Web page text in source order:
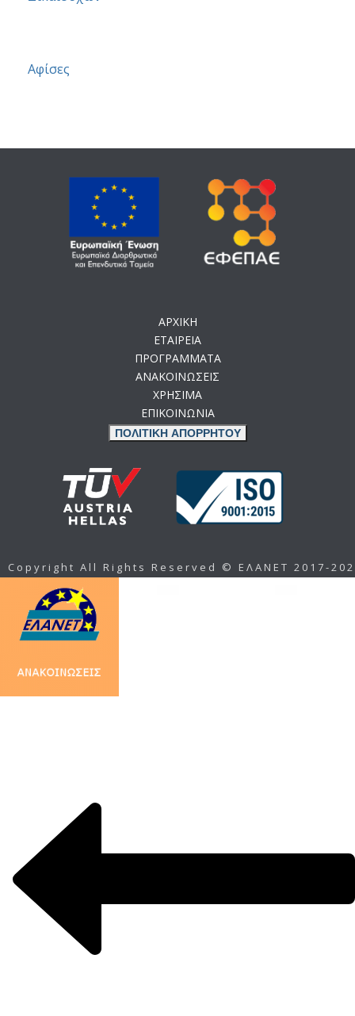
Αφίσες
ΑΡΧΙΚΗ
ΕΤΑΙΡΕΙΑ
ΠΡΟΓΡΑΜΜΑΤΑ
ΑΝΑΚΟΙΝΩΣΕΙΣ
ΧΡΗΣΙΜΑ
ΕΠΙΚΟΙΝΩΝΙΑ
ΠΟΛΙΤΙΚΗ ΑΠΟΡΡΗΤΟΥ
Copyright All Rights Reserved © ΕΛΑΝΕΤ 2017-